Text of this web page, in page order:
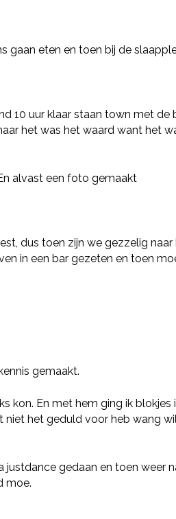
gaan eten en toen bij de
10 uur klaar staan town met de
het was het waard want het
alvast een foto gemaakt
dus toen zijn we gezzelig
in een bar gezeten en toen
gemaakt.
kon. En met hem ging ik
niet het geduld voor heb wang
gedaan en toen weer
moe.